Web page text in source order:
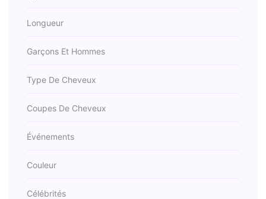
Longueur
Garçons Et Hommes
Type De Cheveux
Coupes De Cheveux
Événements
Couleur
Célébrités